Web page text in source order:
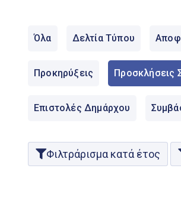
Όλα Δελτία Τύπου
Προκηρύξεις Προσκλήσεις
Επιστολές Δημάρχου
Φιλτράρισμα κατά έτος